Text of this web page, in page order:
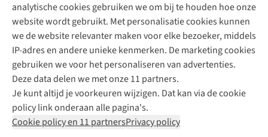
analytische cookies gebruiken we om bij te houden hoe onze
website wordt gebruikt. Met personalisatie cookies kunnen
we de website relevanter maken voor elke bezoeker, middels
IP-adres en andere unieke kenmerken. De marketing cookies
gebruiken we voor het personaliseren van advertenties.
Deze data delen we met onze 11 partners.
Je kunt altijd je voorkeuren wijzigen. Dat kan via de cookie
policy link onderaan alle pagina's.
Cookie policy en 11 partnersPrivacy policy
Contactformulier